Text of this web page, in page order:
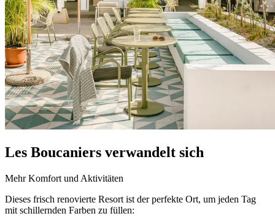
Les Boucaniers verwandelt sich
Mehr Komfort und Aktivitäten
Dieses frisch renovierte Resort ist der perfekte Ort, um jeden Tag
mit schillernden Farben zu füllen: